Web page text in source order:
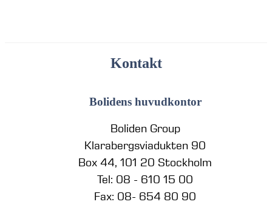
Kontakt
Bolidens huvudkontor
Boliden Group
Klarabergsviadukten 90
Box 44, 101 20 Stockholm
Tel: 08 - 610 15 00
Fax: 08- 654 80 90